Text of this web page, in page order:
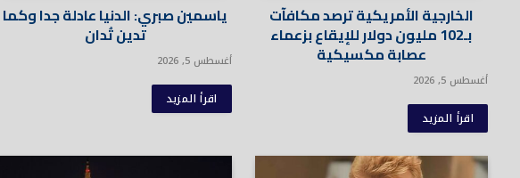
الخارجية الأمريكية ترصد مكافآت
بـ102 مليون دولار للإيقاع بزعماء
عصابة مكسيكية
أغسطس 5, 2026
اقرأ المزيد
ياسمين صبري: الدنيا عادلة جدا وكما
تدين تُدان
أغسطس 5, 2026
اقرأ المزيد